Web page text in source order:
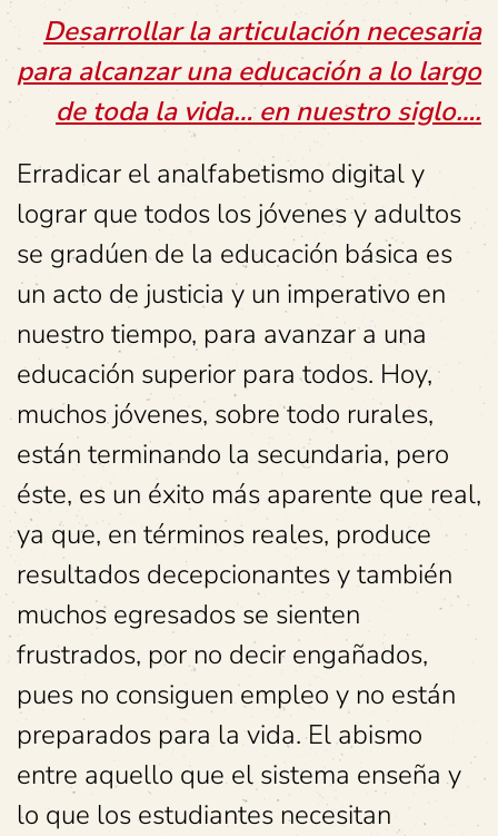
Desarrollar la articulación necesaria
para alcanzar una educación a lo largo
de toda la vida… en nuestro siglo….
Erradicar el analfabetismo digital y
lograr que todos los jóvenes y adultos
se gradúen de la educación básica es
un acto de justicia y un imperativo en
nuestro tiempo, para avanzar a una
educación superior para todos. Hoy,
muchos jóvenes, sobre todo rurales,
están terminando la secundaria, pero
éste, es un éxito más aparente que real,
ya que, en términos reales, produce
resultados decepcionantes y también
muchos egresados se sienten
frustrados, por no decir engañados,
pues no consiguen empleo y no están
preparados para la vida. El abismo
entre aquello que el sistema enseña y
lo que los estudiantes necesitan